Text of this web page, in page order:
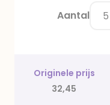
Aantal
Originele prijs
32,45